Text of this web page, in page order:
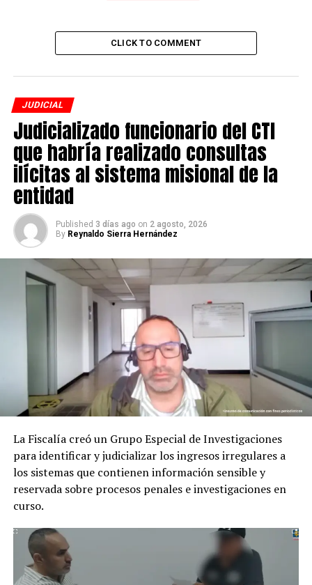
aceptaron cargos, deben cumplir la medida de
aseguramiento en centro carcelario.
RELATED TOPICS:
UP NEXT
A la cárcel exalcalde de Segovia Antioquia
Servidores públicos que son una vergüenza
CLICK TO COMMENT
JUDICIAL
Judicializado funcionario del CTI
que habría realizado consultas
ilícitas al sistema misional de la
entidad
Published 3 días ago on 2 agosto, 2026
By Reynaldo Sierra Hernández
La Fiscalía creó un Grupo Especial de Investigaciones
para identificar y judicializar los ingresos irregulares a
los sistemas que contienen información sensible y
reservada sobre procesos penales e investigaciones en
curso.